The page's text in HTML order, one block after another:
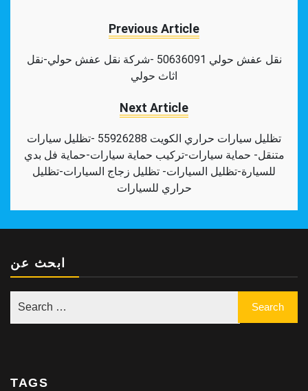
Previous Article
نقل عفش حولي 50636091 -شركة نقل عفش حولي-نقل
اثاث حولي
Next Article
تظليل سيارات حراري الكويت 55926288 -تظليل سيارات
متنقل- حماية سيارات-تركيب حماية سيارات-حماية فل بدي
للسيارة-تظليل السيارات- تظليل زجاج السيارات-تظليل
حراري للسيارات
ابحث عن
TAGS